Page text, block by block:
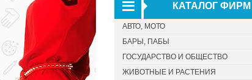
КАТАЛОГ ФИРМ
АВТО, МОТО
БАРЫ, ПАБЫ
ГОСУДАРСТВО И ОБЩЕСТВО
ЖИВОТНЫЕ И РАСТЕНИЯ